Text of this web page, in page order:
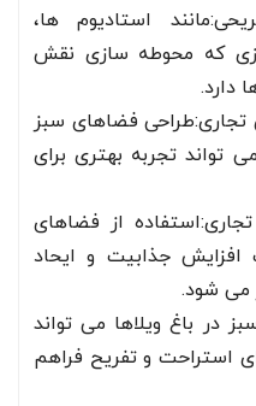
استادیوم ها،
که محوطه سازی نقش
دارد.
تجاری:طراحی فضاهای سبز
تجربه بهتری برای
از فضاهای
جذابیت و ایحاد
می شود.
در باغ ویلاها می تواند
استراحت و تفریح فراهم